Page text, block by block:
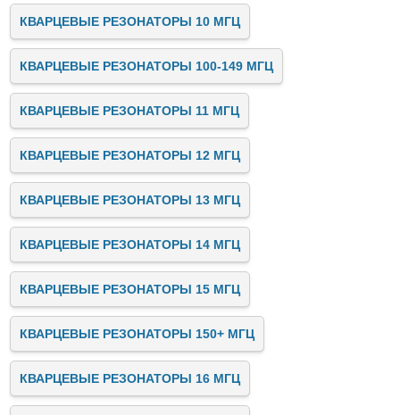
КВАРЦЕВЫЕ РЕЗОНАТОРЫ 10 МГЦ
КВАРЦЕВЫЕ РЕЗОНАТОРЫ 100-149 МГЦ
КВАРЦЕВЫЕ РЕЗОНАТОРЫ 11 МГЦ
КВАРЦЕВЫЕ РЕЗОНАТОРЫ 12 МГЦ
КВАРЦЕВЫЕ РЕЗОНАТОРЫ 13 МГЦ
КВАРЦЕВЫЕ РЕЗОНАТОРЫ 14 МГЦ
КВАРЦЕВЫЕ РЕЗОНАТОРЫ 15 МГЦ
КВАРЦЕВЫЕ РЕЗОНАТОРЫ 150+ МГЦ
КВАРЦЕВЫЕ РЕЗОНАТОРЫ 16 МГЦ